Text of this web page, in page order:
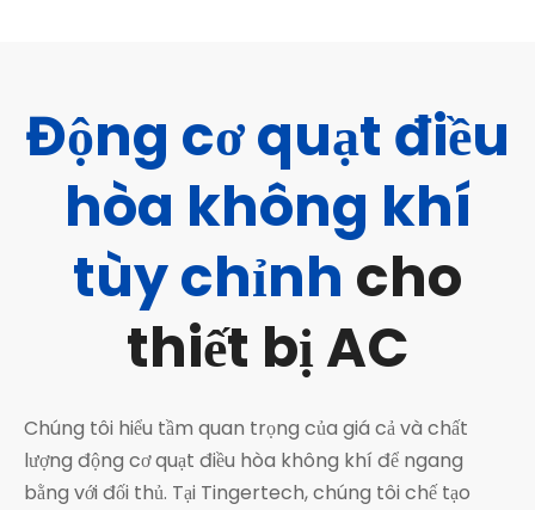
Động cơ quạt điều
hòa không khí
tùy chỉnh cho
thiết bị AC
Chúng tôi hiểu tầm quan trọng của giá cả và chất
lượng động cơ quạt điều hòa không khí để ngang
bằng với đối thủ. Tại Tingertech, chúng tôi chế tạo